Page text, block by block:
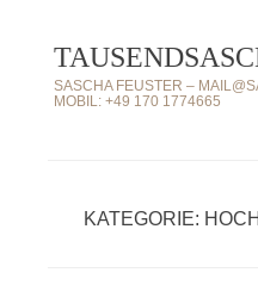
Inhalt
springen
SASCHA FEUSTER –
MOBIL: +49 170 1774665
KATEGORIE: